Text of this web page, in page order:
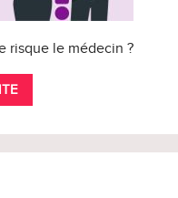
risque le médecin ?